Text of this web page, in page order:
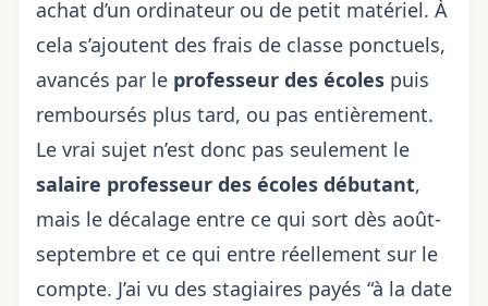
achat d’un ordinateur ou de petit matériel. À
cela s’ajoutent des frais de classe ponctuels,
avancés par le professeur des écoles puis
remboursés plus tard, ou pas entièrement.
Le vrai sujet n’est donc pas seulement le
salaire professeur des écoles débutant,
mais le décalage entre ce qui sort dès août-
septembre et ce qui entre réellement sur le
compte. J’ai vu des stagiaires payés “à la date